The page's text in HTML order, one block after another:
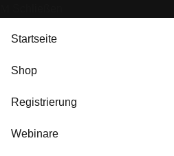
Startseite
Shop
Registrierung
Webinare